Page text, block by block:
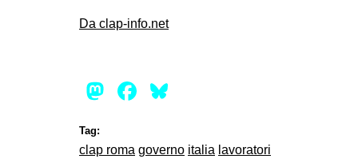
Da clap-info.net
Mastodon
Facebook
Tag:
clap roma governo italia lavoratori